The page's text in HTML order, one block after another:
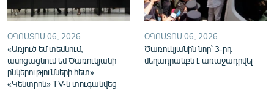
«Ազատության» բոլոր կայքերը
ՕԳՈՍՏՈՍ 06, 2026
«Առյուծ եմ տեսնում,
ասոցացնում եմ Ծառուկյանի
ընկերությունների հետ».
«Կենտրոն» TV-ն տուգանվեց
ՕԳՈՍՏՈՍ 06, 2026
Ծառուկյանին նոր՝ 3-րդ
մեղադրանքն է առաջադրվել